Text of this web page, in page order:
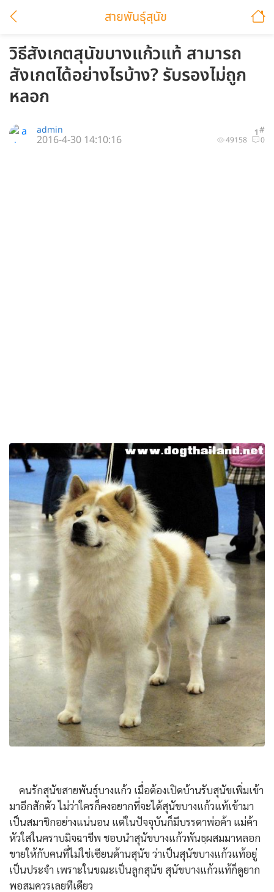
สายพันธ์ุสุนัข
วิธีสังเกตสุนัขบางแก้วแท้ สามารถ
สังเกตได้อย่างไรบ้าง? รับรองไม่ถูก
หลอก
1#
admin
49158 0
2016-4-30 14:10:16
คนรักสุนัขสายพันธุ์บางแก้ว เมื่อต้องเปิดบ้านรับสุนัขเพิ่มเข้า
มาอีกสักตัว ไม่ว่าใครก็คงอยากที่จะได้สุนัขบางแก้วแท้เข้ามา
เป็นสมาชิกอย่างแน่นอน แต่ในปัจจุบันก็มีบรรดาพ่อค้า แม่ค้า
หัวใสในคราบมิจฉาชีพ ชอบนำสุนัขบางแก้วพันธฺผสมมาหลอก
ขายให้กับคนที่ไม่ใช่เซียนด้านสุนัข ว่าเป็นสุนัขบางแก้วแท้อยู่
เป็นประจำ เพราะในขณะเป็นลูกสุนัข สุนัขบางแก้วแท้ก็ดูยาก
พอสมควรเลยทีเดียว